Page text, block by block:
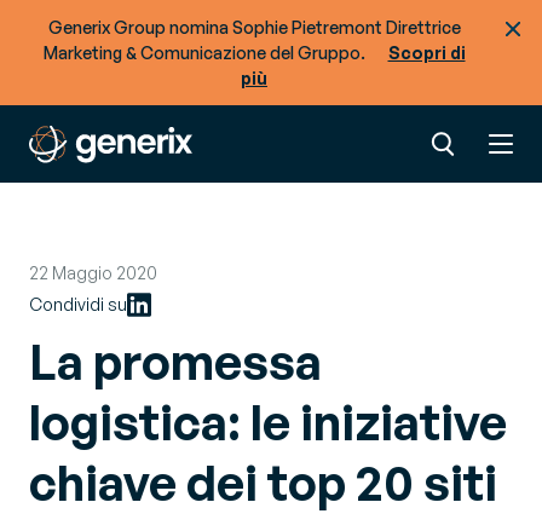
Generix Group nomina Sophie Pietremont Direttrice
Marketing & Comunicazione del Gruppo.
Scopri di
più
22 Maggio 2020
Condividi su
La promessa
logistica: le iniziative
chiave dei top 20 siti